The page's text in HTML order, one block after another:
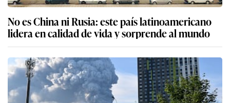
No es China ni Rusia: este país latinoamericano
lidera en calidad de vida y sorprende al mundo